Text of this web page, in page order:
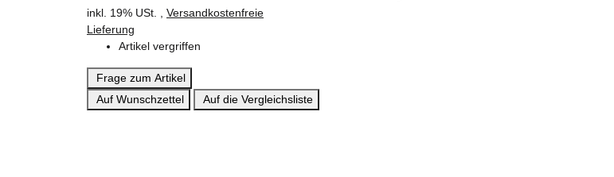
inkl. 19% USt. , Versandkostenfreie
Lieferung
Artikel vergriffen
Frage zum Artikel
Auf Wunschzettel
Auf die Vergleichsliste